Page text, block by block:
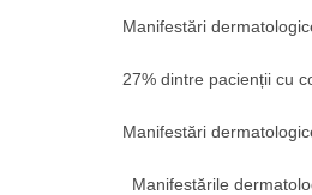
Manifestări
27% dintre pacienții cu
Manifestări
Manifestările